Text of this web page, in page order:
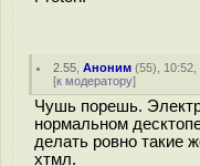
2.55 ,Аноним (55), 10:52,
[к модератору]
Чушь порешь.
нормальном
делать ровно такие
хтмл.